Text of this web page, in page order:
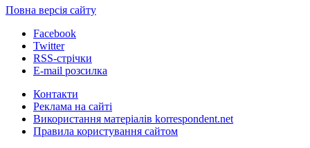
Повна версія сайту
Facebook
Twitter
RSS-стрічки
E-mail розсилка
Контакти
Реклама на сайті
Використання матеріалів korrespondent.net
Правила користування сайтом